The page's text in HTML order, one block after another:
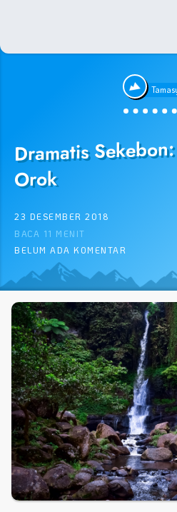
Dramatis
Orok
23 DESEMBER 2018
BACA 11 MENIT
BELUM ADA KOMENTAR